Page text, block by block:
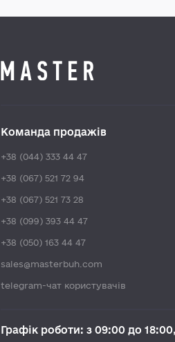
Команда продажів
+38 (044) 333 44 47
+38 (067) 521 72 94
+38 (067) 521 73 28
+38 (099) 393 44 47
+38 (050) 163 44 47
sales@masterbuh.com
telegram-чат користувачів
Графік роботи: з 09:00 до